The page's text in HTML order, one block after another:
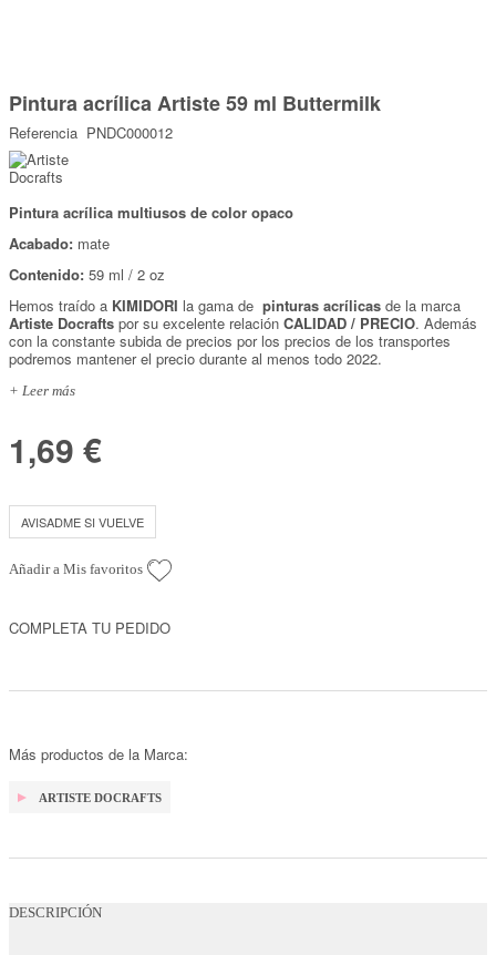
Top Ventas
Temática
Iniciar sesión/Regístrate
Somos Kimidori
comienzo
de
la
galería
de
imágenes
Pintura acrílica Artiste 59 ml Buttermilk
Referencia PNDC000012
Pintura acrílica multiusos de color opaco
Acabado: mate
Contenido: 59 ml / 2 oz
Hemos traído a KIMIDORI la gama de pinturas acrílicas de la marca
Artiste Docrafts por su excelente relación CALIDAD / PRECIO. Además
con la constante subida de precios por los precios de los transportes
podremos mantener el precio durante al menos todo 2022.
+ Leer más
1,69 €
AVISADME SI VUELVE
Añadir a Mis favoritos
COMPLETA TU PEDIDO
Más productos de la Marca:
ARTISTE DOCRAFTS
DESCRIPCIÓN